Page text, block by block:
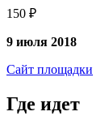
150 ₽
9 июля 2018
Сайт площадки
Где идет